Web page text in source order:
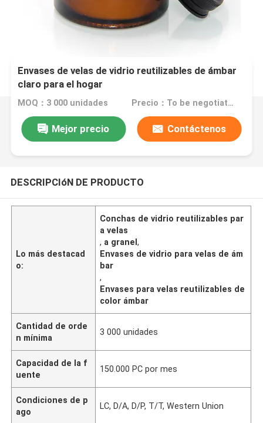
Envases de velas de vidrio reutilizables de ámbar
claro para el hogar
MOQ：3 000 unidades Precio：To be negotiated
Mejor precio Contáctenos
DESCRIPCIóN DE PRODUCTO
Lo más destacad
o:
Conchas de vidrio reutilizables par
a velas
, a granel,
Envases de vidrio para velas de ám
bar
,
Envases para velas reutilizables de
color ámbar
Cantidad de orde
n mínima
3 000 unidades
Capacidad de la f
uente
150.000 PC por mes
Condiciones de p
ago
LC, D/A, D/P, T/T, Western Union